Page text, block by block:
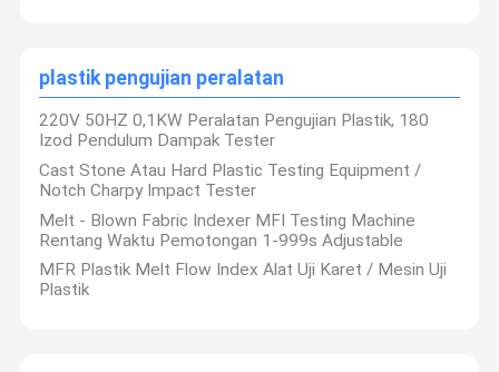
Tur Pabrik
Kontrol
Kualitas
Hubungi
Kasus
plastik pengujian peralatan
220V 50HZ 0,1KW Peralatan Pengujian Plastik, 180
Izod Pendulum Dampak Tester
Cast Stone Atau Hard Plastic Testing Equipment /
Notch Charpy Impact Tester
Melt - Blown Fabric Indexer MFI Testing Machine
Rentang Waktu Pemotongan 1-999s Adjustable
MFR Plastik Melt Flow Index Alat Uji Karet / Mesin Uji
Plastik
Untuk memperkuat kesadaran kualitas, sistem manajemen
yang sempurna, meningkatkan kredit produk, memenuhi
persyaratan pelanggan yang meningkat, perusahaan kami
membawa sistem manajemen mutu internasional ISO9001:
2015 dan memperoleh sertifikat: N0006997-1.
Perusahaan kami akan terus berkembang, berinovasi dan terus
beriman.Kami menggabungkan dengan standar pengujian
membentuk spanduk baru dalam industri pengujian Cina.
Informasi
Pabrik